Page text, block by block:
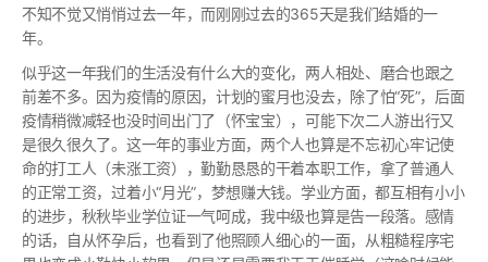
不知不觉又悄悄过去一年，而刚刚过去的365天是我们结婚的一
年。
似乎这一年我们的生活没有什么大的变化，两人相处、磨合也跟之
前差不多。因为疫情的原因，计划的蜜月也没去，除了怕“死”，后面
疫情稍微减轻也没时间出门了（怀宝宝），可能下次二人游出行又
是很久很久了。这一年的事业方面，两个人也算是不忘初心牢记使
命的打工人（未涨工资），勤勤恳恳的干着本职工作，拿了普通人
的正常工资，过着小“月光”，梦想赚大钱。学业方面，都互相有小小
的进步，秋秋毕业学位证一气呵成，我中级也算是告一段落。感情
的话，自从怀孕后，也看到了他照顾人细心的一面，从粗糙程序宅